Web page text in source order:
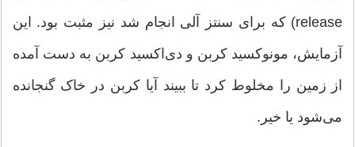
release) که برای سنتز آلی انجام شد نیز مثبت بود. این
آزمایش، مونوکسید کربن و دی‌اکسید کربن به دست آمده
از زمین را مخلوط کرد تا ببیند آیا کربن در خاک گنجانده
می‌شود یا خیر.